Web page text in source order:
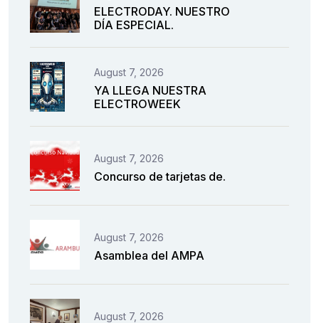
ELECTRODAY. NUESTRO
DÍA ESPECIAL.
August 7, 2026
YA LLEGA NUESTRA
ELECTROWEEK
August 7, 2026
Concurso de tarjetas de.
August 7, 2026
Asamblea del AMPA
August 7, 2026